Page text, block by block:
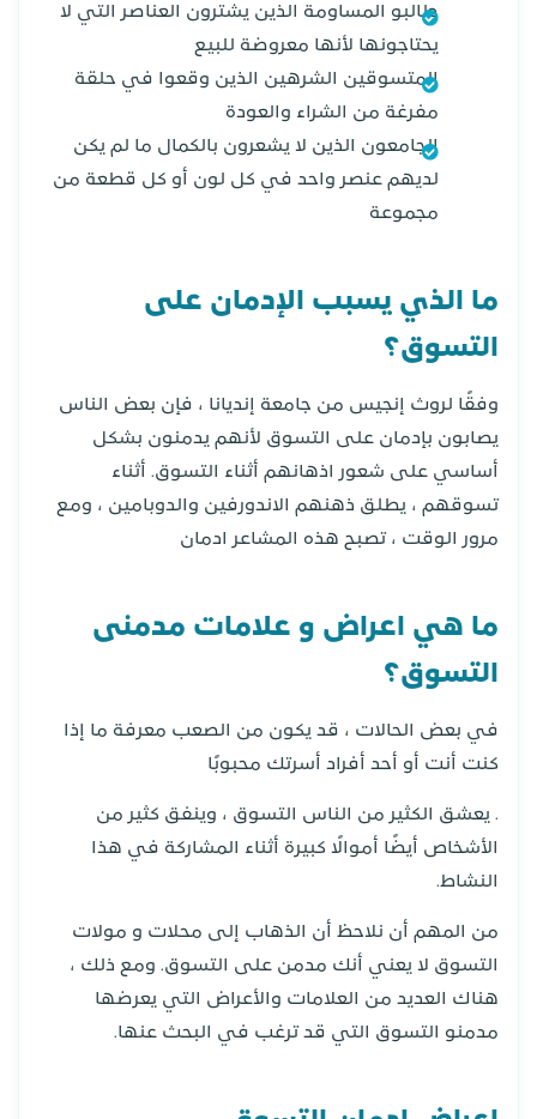
طالبو المساومة الذين يشترون العناصر التي لا
يحتاجونها لأنها معروضة للبيع
المتسوقين الشرهين الذين وقعوا في حلقة
مفرغة من الشراء والعودة
الجامعون الذين لا يشعرون بالكمال ما لم يكن
لديهم عنصر واحد في كل لون أو كل قطعة من
مجموعة
ما الذي يسبب الإدمان على
التسوق؟
وفقًا لروث إنجيس من جامعة إنديانا ، فإن بعض الناس
يصابون بإدمان على التسوق لأنهم يدمنون بشكل
أساسي على شعور اذهانهم أثناء التسوق. أثناء
تسوقهم ، يطلق ذهنهم الاندورفين والدوبامين ، ومع
مرور الوقت ، تصبح هذه المشاعر ادمان
ما هي اعراض و علامات مدمنى
التسوق؟
في بعض الحالات ، قد يكون من الصعب معرفة ما إذا
كنت أنت أو أحد أفراد أسرتك محبوبًا
. يعشق الكثير من الناس التسوق ، وينفق كثير من
الأشخاص أيضًا أموالًا كبيرة أثناء المشاركة في هذا
النشاط.
من المهم أن نلاحظ أن الذهاب إلى محلات و مولات
التسوق لا يعني أنك مدمن على التسوق. ومع ذلك ،
هناك العديد من العلامات والأعراض التي يعرضها
مدمنو التسوق التي قد ترغب في البحث عنها.